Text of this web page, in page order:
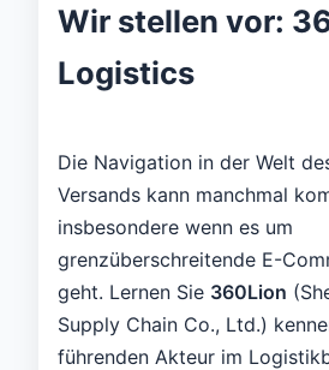
Wir stellen vor:
Logistics
Die Navigation in der Welt
Versands kann manchmal
insbesondere wenn es um
grenzüberschreitende E-
geht. Lernen Sie 360Lion
Supply Chain Co., Ltd.)
führenden Akteur im